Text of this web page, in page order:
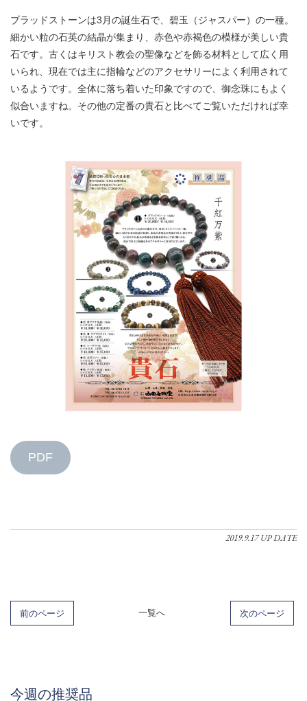
ブラッドストーンは3月の誕生石で、碧玉（ジャスパー）の一種。
細かい粒の石英の結晶が集まり、赤色や赤褐色の模様が美しい貴
石です。古くはキリスト教会の聖像などを飾る材料として広く用
いられ、現在では主に指輪などのアクセサリーによく利用されて
いるようです。全体に落ち着いた印象ですので、御念珠にもよく
似合いますね。その他の定番の貴石と比べてご覧いただければ幸
いです。
PDF
2019.9.17 UP DATE
前のページ 一覧へ 次のページ
今週の推奨品